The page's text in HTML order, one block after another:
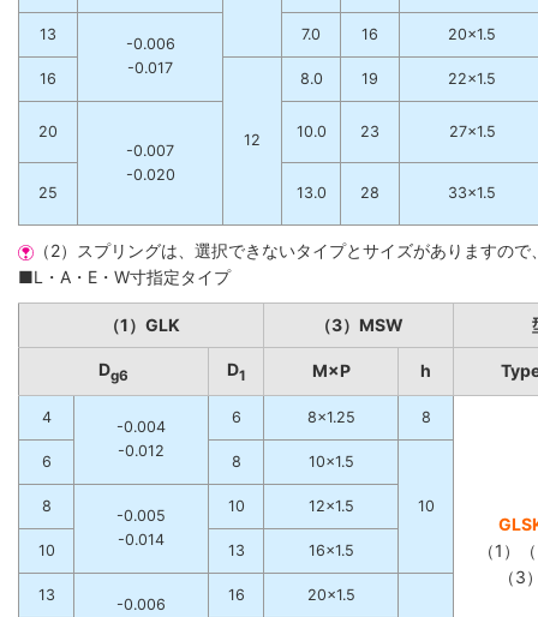
13
-0.006
-0.017
7.0 16 20×1.5
16
12
8.0 19 22×1.5
20
-0.007
-0.020
10.0 23 27×1.5
25 13.0 28 33×1.5
（2）スプリングは、選択できないタイプとサイズがありますの
■L・A・E・W寸指定タイプ
（1）GLK （3）MSW
Dg6 D1 M×P h
4
-0.004
-0.012
6 8×1.25 8
（1）
（3
6 8 10×1.5
10
8
-0.005
-0.014
10 12×1.5
10 13 16×1.5
13
-0.006
16 20×1.5